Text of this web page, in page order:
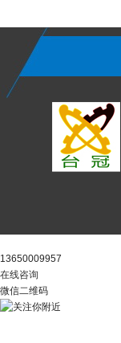
13650009957
在线咨询
微信二维码